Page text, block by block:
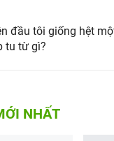
đầu tôi giống hệt
tu từ gì?
NHẤT